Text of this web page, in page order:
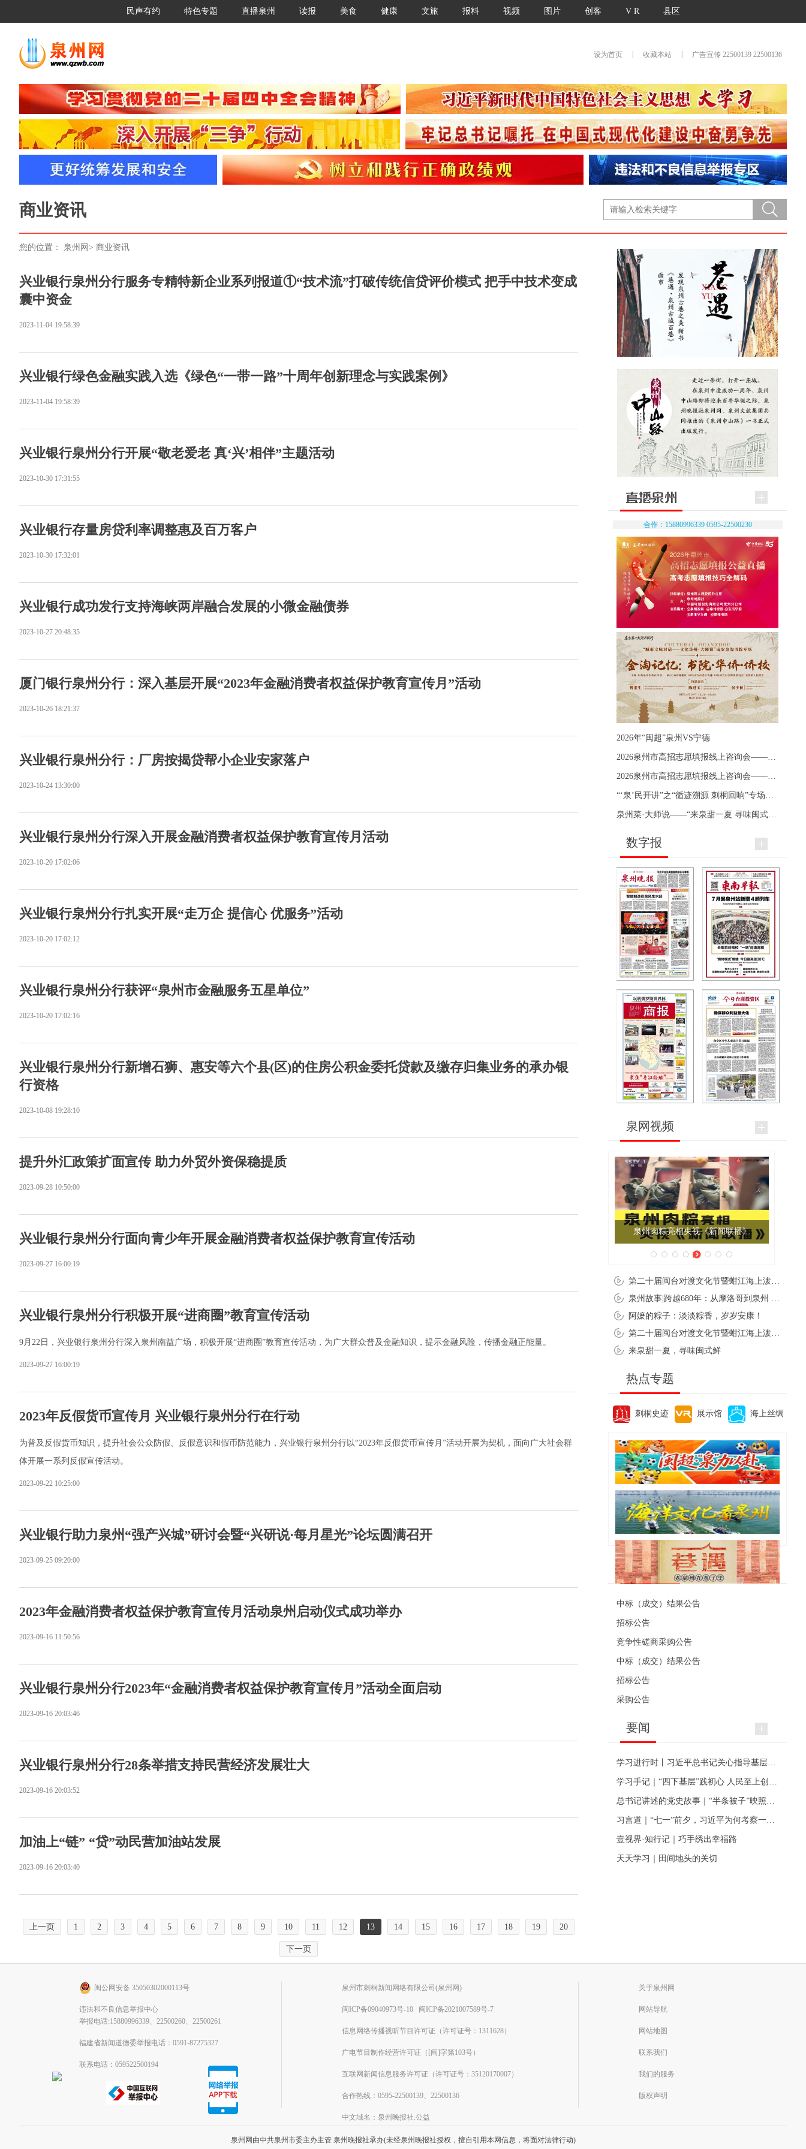
民声有约 特色专题 直播泉州 读报 美食 健康 文旅 报料 视频 图片 创客 V R 县区
设为首页 收藏本站 广告宣传 22500139 22500136
商业资讯
您的位置： 泉州网 > 商业资讯
兴业银行泉州分行服务专精特新企业系列报道①“技术流”打破传统信贷评价模式 把手中技术变成
囊中资金
2023-11-04 19:58:39
兴业银行绿色金融实践入选《绿色“一带一路”十周年创新理念与实践案例》
2023-11-04 19:58:39
兴业银行泉州分行开展“敬老爱老 真‘兴’相伴”主题活动
2023-10-30 17:31:55
兴业银行存量房贷利率调整惠及百万客户
2023-10-30 17:32:01
兴业银行成功发行支持海峡两岸融合发展的小微金融债券
2023-10-27 20:48:35
厦门银行泉州分行：深入基层开展“2023年金融消费者权益保护教育宣传月”活动
2023-10-26 18:21:37
兴业银行泉州分行：厂房按揭贷帮小企业安家落户
2023-10-24 13:30:00
兴业银行泉州分行深入开展金融消费者权益保护教育宣传月活动
2023-10-20 17:02:06
兴业银行泉州分行扎实开展“走万企 提信心 优服务”活动
2023-10-20 17:02:12
兴业银行泉州分行获评“泉州市金融服务五星单位”
2023-10-20 17:02:16
兴业银行泉州分行新增石狮、惠安等六个县(区)的住房公积金委托贷款及缴存归集业务的承办银
行资格
2023-10-08 19:28:10
​提升外汇政策扩面宣传 助力外贸外资保稳提质
2023-09-28 10:50:00
兴业银行泉州分行面向青少年开展金融消费者权益保护教育宣传活动
2023-09-27 16:00:19
兴业银行泉州分行积极开展“进商圈”教育宣传活动
​9月22日，兴业银行泉州分行深入泉州南益广场，积极开展“进商圈”教育宣传活动，为广大群众普及金融知识，提示金融风险，传播金融正能量。
2023-09-27 16:00:19
2023年反假货币宣传月 兴业银行泉州分行在行动
为普及反假货币知识，提升社会公众防假、反假意识和假币防范能力，兴业银行泉州分行以“2023年反假货币宣传月”活动开展为契机，面向广大社会群
体开展一系列反假宣传活动。
2023-09-22 10:25:00
兴业银行助力泉州“强产兴城”研讨会暨“兴研说·每月星光”论坛圆满召开
2023-09-25 09:20:00
2023年金融消费者权益保护教育宣传月活动泉州启动仪式成功举办
2023-09-16 11:50:56
兴业银行泉州分行2023年“金融消费者权益保护教育宣传月”活动全面启动
2023-09-16 20:03:46
兴业银行泉州分行28条举措支持民营经济发展壮大
2023-09-16 20:03:52
加油上“链” “贷”动民营加油站发展
2023-09-16 20:03:40
上一页 1 2 3 4 5 6 7 8 9 10 11 12 13 14 15 16 17 18 19 20
下一页
合作：15880996339 0595-22500230
2026年“闽超”泉州VS宁德
数字报
泉网视频
泉州肉粽亮相央视《新闻联播》
阿嬷的粽子：淡淡粽香，岁岁安康！
来泉甜一夏，寻味闽式鲜
热点专题
刺桐史迹 展示馆 海上丝绸
便民资讯
中标（成交）结果公告
招标公告
竞争性磋商采购公告
中标（成交）结果公告
招标公告
采购公告
要闻
壹视界·知行记｜巧手绣出幸福路
天天学习｜田间地头的关切
闽公网安备 35050302000113号
违法和不良信息举报中心
举报电话:15880996339、22500260、22500261
福建省新闻道德委举报电话：0591-87275327
联系电话：059522500194
泉州市刺桐新闻网络有限公司(泉州网)
闽ICP备09040973号-10 闽ICP备2021007589号-7
信息网络传播视听节目许可证（许可证号：1311628）
广电节目制作经营许可证（[闽]字第103号）
互联网新闻信息服务许可证（许可证号：35120170007）
合作热线：0595-22500139、22500136
中文域名：泉州晚报社.公益
关于泉州网
网站导航
网站地图
联系我们
我们的服务
版权声明
泉州网由中共泉州市委主办主管 泉州晚报社承办(未经泉州晚报社授权，擅自引用本网信息，将面对法律行动)